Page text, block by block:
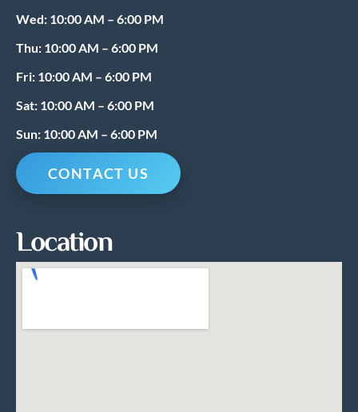
Wed: 10:00 AM – 6:00 PM
Thu: 10:00 AM – 6:00 PM
Fri: 10:00 AM – 6:00 PM
Sat: 10:00 AM – 6:00 PM
Sun: 10:00 AM – 6:00 PM
CONTACT US
Location